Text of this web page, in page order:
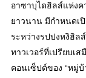
อาซาบุไดฮิลส์แห่ง
ยาวนาน มีกำหนดเ
ระหว่างรปปงหงิฮิล
ทาวเวอร์ที่เปรียบเ
คอนเซ็ปต์ของ “หมู่